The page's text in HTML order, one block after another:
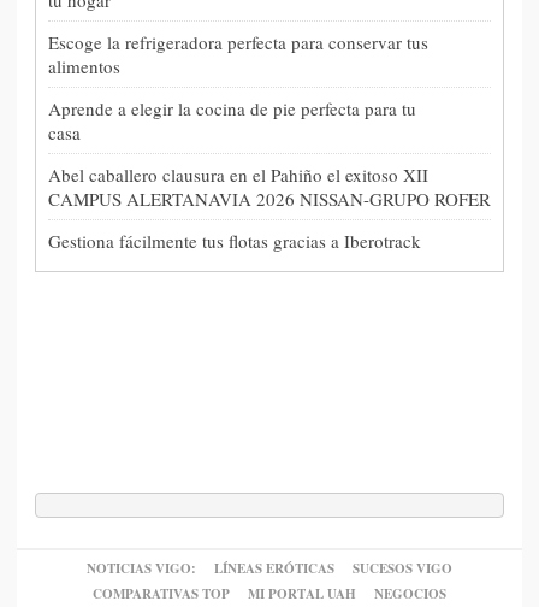
Escoge la refrigeradora perfecta para conservar tus
alimentos
Aprende a elegir la cocina de pie perfecta para tu
casa
Abel caballero clausura en el Pahiño el exitoso XII
CAMPUS ALERTANAVIA 2026 NISSAN-GRUPO ROFER
Gestiona fácilmente tus flotas gracias a Iberotrack
NOTICIAS VIGO: LÍNEAS ERÓTICAS
SUCESOS VIGO
COMPARATIVAS TOP
MI PORTAL UAH NEGOCIOS